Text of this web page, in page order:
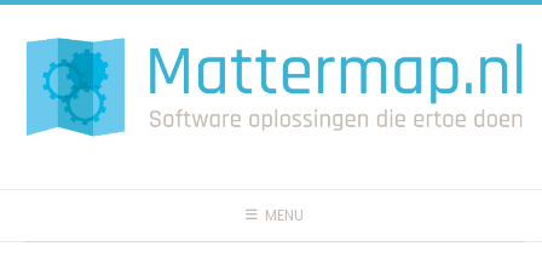
naar
inhoud
MENU